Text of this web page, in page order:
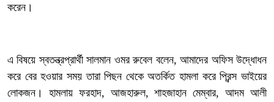
করেন।
‎এ বিষয়ে স্বতন্ত্রপ্রার্থী সালমান ওমর রুবেল বলেন, আমাদের অফিস উদ্ধোধন
করে বের হওয়ার সময় তারা পিছন থেকে অতর্কিত হামলা করে প্রিন্স ভাইয়ের
লোকজন। হামলায় ফরহাদ, আজহারুল, শাহজাহান মেম্বার, আদম আলী